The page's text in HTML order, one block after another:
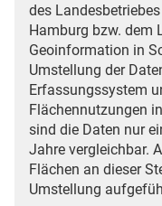
des
Hamburg bzw. dem
Geoinformation in
Umstellung der
Erfassungssystem
Flächennutzungen
sind die Daten nur
Jahre vergleichbar.
Flächen an dieser
Umstellung